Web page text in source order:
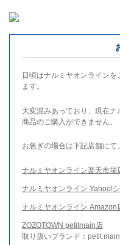
日頃はナルミヤオンライン
ます。
大変混みあっており、現在
商品のご購入ができません。
お急ぎの場合は下記店舗にて
ナルミヤオンライン楽天市場
ナルミヤオンライン Yahoo!
ナルミヤオンライン Amazon
ZOZOTOWN petitmain店
取り扱いブランド：petit